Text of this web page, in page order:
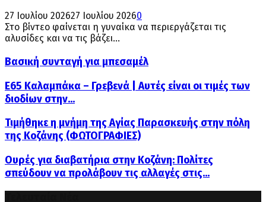
27 Ιουλίου 202627 Ιουλίου 20260
Στο βίντεο φαίνεται η γυναίκα να περιεργάζεται τις
αλυσίδες και να τις βάζει...
Βασική συνταγή για μπεσαμέλ
Ε65 Καλαμπάκα – Γρεβενά | Αυτές είναι οι τιμές των
διοδίων στην...
Τιμήθηκε η μνήμη της Αγίας Παρασκευής στην πόλη
της Κοζάνης (ΦΩΤΟΓΡΑΦΙΕΣ)
Ουρές για διαβατήρια στην Κοζάνη: Πολίτες
σπεύδουν να προλάβουν τις αλλαγές στις...